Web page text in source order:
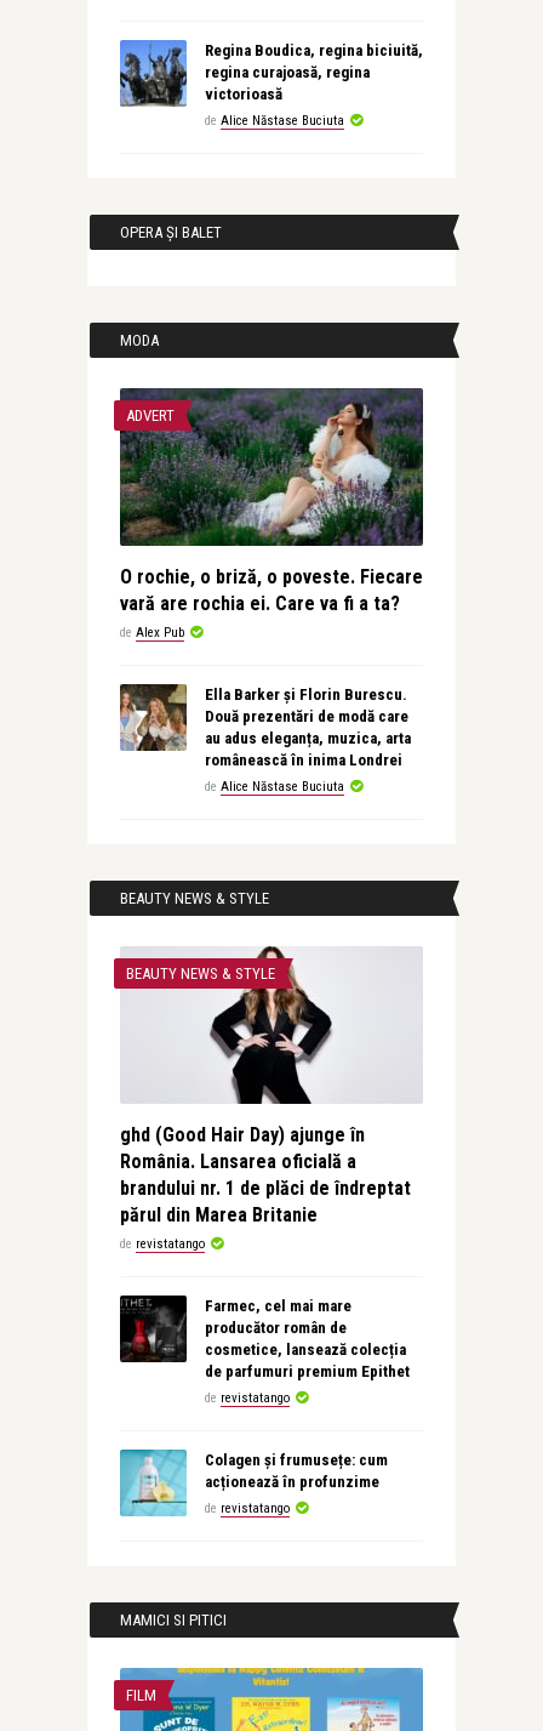
Regina Boudica, regina biciuită,
regina curajoasă, regina
victorioasă
de Alice Năstase Buciuta
OPERA ȘI BALET
MODA
ADVERT
O rochie, o briză, o poveste. Fiecare
vară are rochia ei. Care va fi a ta?
de Alex Pub
Ella Barker și Florin Burescu.
Două prezentări de modă care
au adus eleganța, muzica, arta
românească în inima Londrei
de Alice Năstase Buciuta
BEAUTY NEWS & STYLE
BEAUTY NEWS & STYLE
ghd (Good Hair Day) ajunge în
România. Lansarea oficială a
brandului nr. 1 de plăci de îndreptat
părul din Marea Britanie
de revistatango
Farmec, cel mai mare
producător român de
cosmetice, lansează colecția
de parfumuri premium Epithet
de revistatango
Colagen și frumusețe: cum
acționează în profunzime
de revistatango
MAMICI SI PITICI
FILM